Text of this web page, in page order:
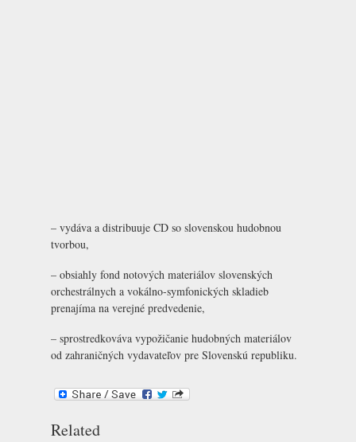
– vydáva a distribuuje CD so slovenskou hudobnou
tvorbou,
– obsiahly fond notových materiálov slovenských
orchestrálnych a vokálno-symfonických skladieb
prenajíma na verejné predvedenie,
– sprostredkováva vypožičanie hudobných materiálov
od zahraničných vydavateľov pre Slovenskú republiku.
Related